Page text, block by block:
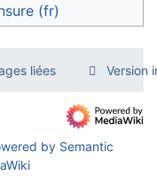
(fr)
liées Version